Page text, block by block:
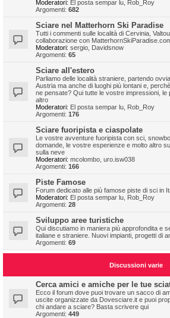
Moderatori: El posta sempar lu Rob_Roy
Argomenti: 682
Sciare nel Matterhorn Ski Paradise
Tutti i commenti sulle località di Cervinia,
collaborazione con
Moderatori: sergio Davidsnow
Argomenti: 65
Sciare all'estero
Parliamo delle località straniere, partendo
Austria ma anche di luoghi più lontani e,
ne pensate? Qui tutte le vostre impressioni, le
altro
Moderatori: El posta sempar lu Rob_Roy
Argomenti: 176
Sciare fuoripista e ciaspolate
Le vostre avventure fuoripista con sci,
domande, le vostre esperienze e molto altro
sulla neve
Moderatori: mcolombo uro.isw038
Argomenti: 166
Piste Famose
Forum dedicato alle più famose piste di sci in
Moderatori: El posta sempar lu Rob_Roy
Argomenti: 28
Sviluppo aree turistiche
Qui discutiamo in maniera più approfondita e
italiane e straniere. Nuovi impianti, progetti di
Argomenti: 69
Discussioni varie
Cerca amici e amiche per le tue
Ecco il forum dove puoi trovare un sacco di
uscite organizzate da Dovesciare.it e puoi
chi andare a sciare? Basta scrivere qui
Argomenti: 449